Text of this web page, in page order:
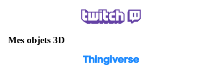
Mes objets 3D